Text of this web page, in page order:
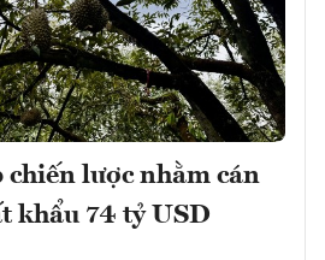
chiến lược nhằm cán
khẩu 74 tỷ USD